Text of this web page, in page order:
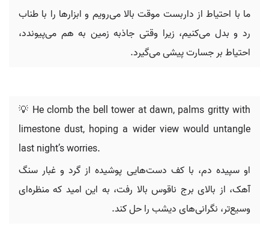
ما با احتیاط از داربست موقت بالا می‌رویم و ابزارها را با طناب
رد و بدل می‌کنیم، زیرا وقتی جاذبه زمین به هم می‌پیوندد،
احتیاط بر جسارت پیشی می‌گیرد.
💡 He clomb the bell tower at dawn, palms gritty with
limestone dust, hoping a wider view would untangle
last night’s worries.
او سپیده دم، با کف دست‌هایی پوشیده از گرد و غبار سنگ
آهک، از بالای برج ناقوس بالا رفت، به این امید که منظره‌ای
وسیع‌تر، نگرانی‌های دیشب را حل کند.